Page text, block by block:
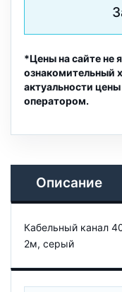
*Цены на сайте не
ознакомительный
актуальности
оператором.
Описание
Кабельный канал
2м, серый